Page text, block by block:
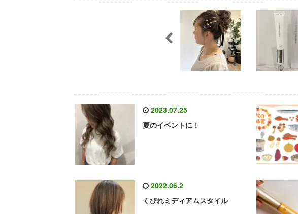
2023.07.25
夏のイベントに！
2022.06.2
くびれミディアムスタイル